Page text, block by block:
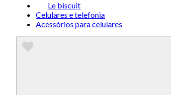
Le biscuit
Celulares e telefonia
Acessórios para celulares